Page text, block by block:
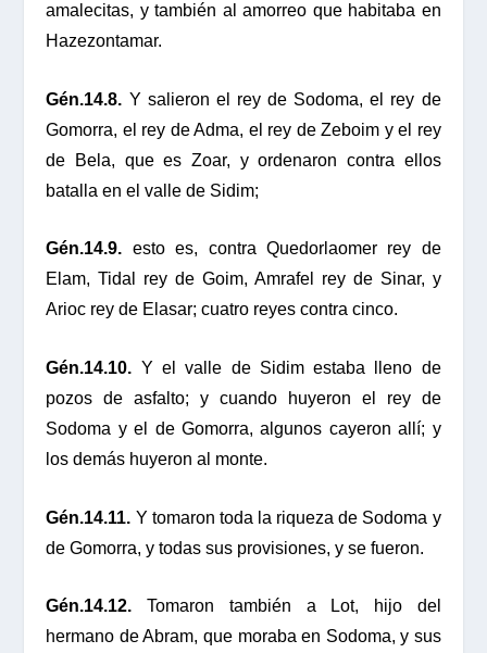
amalecitas, y también al amorreo que habitaba en
Hazezontamar.
Gén.14.8. Y salieron el rey de Sodoma, el rey de
Gomorra, el rey de Adma, el rey de Zeboim y el rey
de Bela, que es Zoar, y ordenaron contra ellos
batalla en el valle de Sidim;
Gén.14.9. esto es, contra Quedorlaomer rey de
Elam, Tidal rey de Goim, Amrafel rey de Sinar, y
Arioc rey de Elasar; cuatro reyes contra cinco.
Gén.14.10. Y el valle de Sidim estaba lleno de
pozos de asfalto; y cuando huyeron el rey de
Sodoma y el de Gomorra, algunos cayeron allí; y
los demás huyeron al monte.
Gén.14.11. Y tomaron toda la riqueza de Sodoma y
de Gomorra, y todas sus provisiones, y se fueron.
Gén.14.12. Tomaron también a Lot, hijo del
hermano de Abram, que moraba en Sodoma, y sus